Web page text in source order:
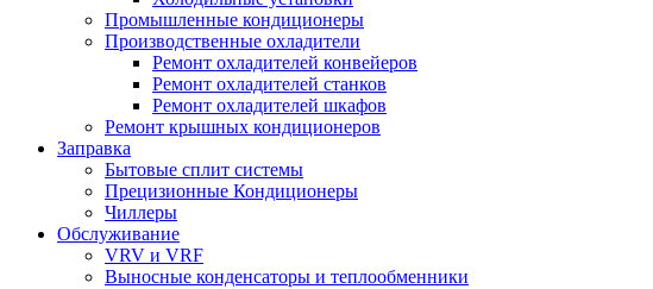
Промышленные кондиционеры
Производственные охладители
Ремонт охладителей конвейеров
Ремонт охладителей станков
Ремонт охладителей шкафов
Ремонт крышных кондиционеров
Заправка
Бытовые сплит системы
Прецизионные Кондиционеры
Чиллеры
Обслуживание
VRV и VRF
Выносные конденсаторы и теплообменники